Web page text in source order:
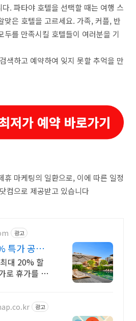
. 파타야 호텔을 선택할 때는 여행 스
맞은 호텔을 고르세요. 가족, 커플, 반
두를 만족시킬 호텔들이 여러분을 기
색하고 예약하여 잊지 못할 추억을 만
휴 마케팅의 일환으로, 이에 따른 일정
컴으로 제공받고 있습니다
광고
특가 공식
대 20% 할
로 휴가를 떠
광고